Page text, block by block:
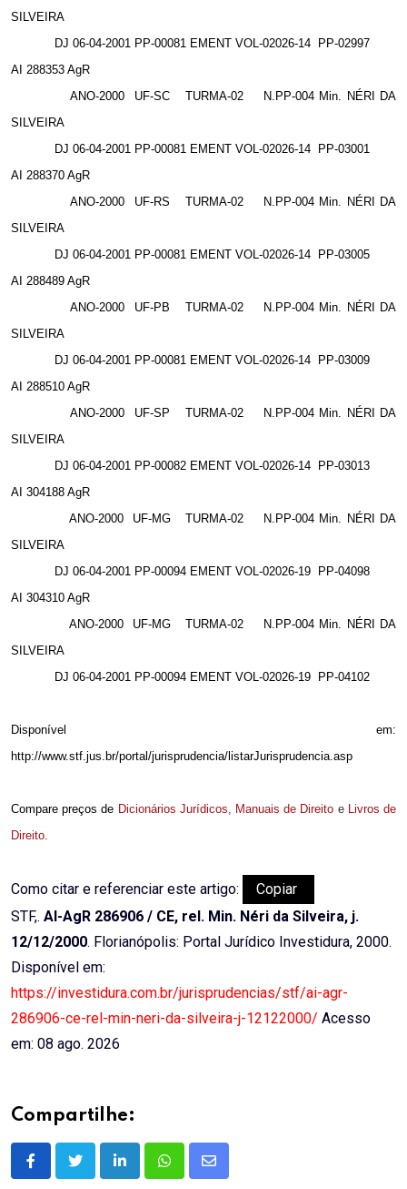
SILVEIRA
DJ 06-04-2001 PP-00081 EMENT VOL-02026-14
PP-02997
AI 288353 AgR
ANO-2000
UF-SC TURMA-02
N.PP-004 Min. NÉRI DA
SILVEIRA
DJ 06-04-2001 PP-00081 EMENT VOL-02026-14
PP-03001
AI 288370 AgR
ANO-2000
UF-RS TURMA-02
N.PP-004 Min. NÉRI DA
SILVEIRA
DJ 06-04-2001 PP-00081 EMENT VOL-02026-14
PP-03005
AI 288489 AgR
ANO-2000
UF-PB TURMA-02
N.PP-004 Min. NÉRI DA
SILVEIRA
DJ 06-04-2001 PP-00081 EMENT VOL-02026-14
PP-03009
AI 288510 AgR
ANO-2000
UF-SP TURMA-02
N.PP-004 Min. NÉRI DA
SILVEIRA
DJ 06-04-2001 PP-00082 EMENT VOL-02026-14
PP-03013
AI 304188 AgR
ANO-2000
UF-MG TURMA-02
N.PP-004 Min. NÉRI DA
SILVEIRA
DJ 06-04-2001 PP-00094 EMENT VOL-02026-19
PP-04098
AI 304310 AgR
ANO-2000
UF-MG TURMA-02
N.PP-004 Min. NÉRI DA
SILVEIRA
DJ 06-04-2001 PP-00094 EMENT VOL-02026-19
PP-04102
Disponível em:
http://www.stf.jus.br/portal/jurisprudencia/listarJurisprudencia.asp
Compare preços de Dicionários Jurídicos, Manuais de Direito e Livros de
Direito.
Como citar e referenciar este artigo:
Copiar
STF,. AI-AgR 286906 / CE, rel. Min. Néri da Silveira, j.
12/12/2000. Florianópolis: Portal Jurídico Investidura, 2000.
Disponível em:
https://investidura.com.br/jurisprudencias/stf/ai-agr-
286906-ce-rel-min-neri-da-silveira-j-12122000/ Acesso
em: 08 ago. 2026
Compartilhe:
LinkedInWhatsappShare